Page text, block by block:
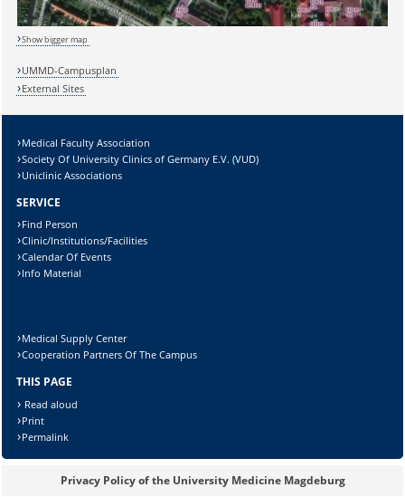
Show bigger map
UMMD-Campusplan
External Sites
Medical Faculty Association
Society Of University Clinics of Germany E.V. (VUD)
Uniclinic Associations
SERVICE
Find Person
Clinic/Institutions/Facilities
Calendar Of Events
Info Material
Medical Supply Center
Cooperation Partners Of The Campus
THIS PAGE
Read aloud
Print
Permalink
Privacy Policy of the University Medicine Magdeburg